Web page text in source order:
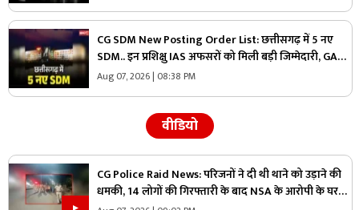
CG SDM New Posting Order List: छत्तीसगढ़ में 5 नए
SDM.. इन प्रशिक्षु IAS अफसरों को मिली बड़ी जिम्मेदारी, GAD
ने जारी की पूरी सूची
Aug 07, 2026 | 08:38 PM
वीडियो
CG Police Raid News: परिजनों ने दी थी थाने को उड़ाने की
धमकी, 14 लोगों की गिरफ्तारी के बाद NSA के आरोपी के घर